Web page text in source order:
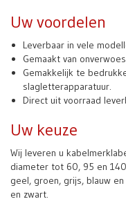
Uw voordelen
Leverbaar in vele
Gemaakt van
Gemakkelijk te
slagletterapparatuur.
Direct uit voorraad
Uw keuze
Wij leveren u
diameter tot 60, 95 en
geel, groen, grijs, blauw
en zwart.